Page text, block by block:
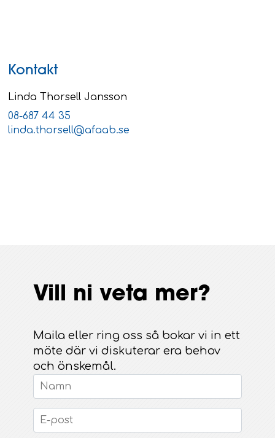
Kontakt
Linda Thorsell Jansson
08-687 44 35
linda.thorsell@afaab.se
Vill ni veta mer?
Maila eller ring oss så bokar vi in ett
möte där vi diskuterar era behov
och önskemål.